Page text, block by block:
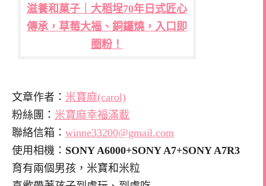
滋養和菓子｜大稻埕70年日式匠心
傳承，草莓大福、銅鑼燒，入口即
圈粉！
文章作者： 米寶麻(carol)
粉絲團： 米寶麻幸福滿載
聯絡信箱： winne33200@gmail.com
使用相機： SONY A6000+SONY A7+SONY A7R3
育有兩個男孩，米寶和米粒